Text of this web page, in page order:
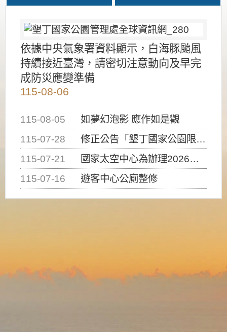
依據中央氣象署資料顯示，白海豚颱風
持續接近臺灣，請密切注意動向及早完
成防災應變準備
115-08-06
115-08-05
如夢幻泡影 應作如是觀
115-07-28
修正公告「墾丁國家公園限制水域遊憩活動之種類、範圍、時間及行為」，自即日生效。
115-07-21
國家太空中心為辦理2026台灣盃火箭競賽，陸、海、空域警戒及協調相關事宜，因颱風備案事宜
115-07-16
遊客中心公廁整修